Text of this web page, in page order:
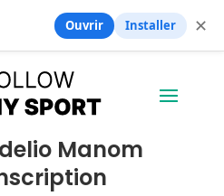
Manom
Ouvrir Installer ✕